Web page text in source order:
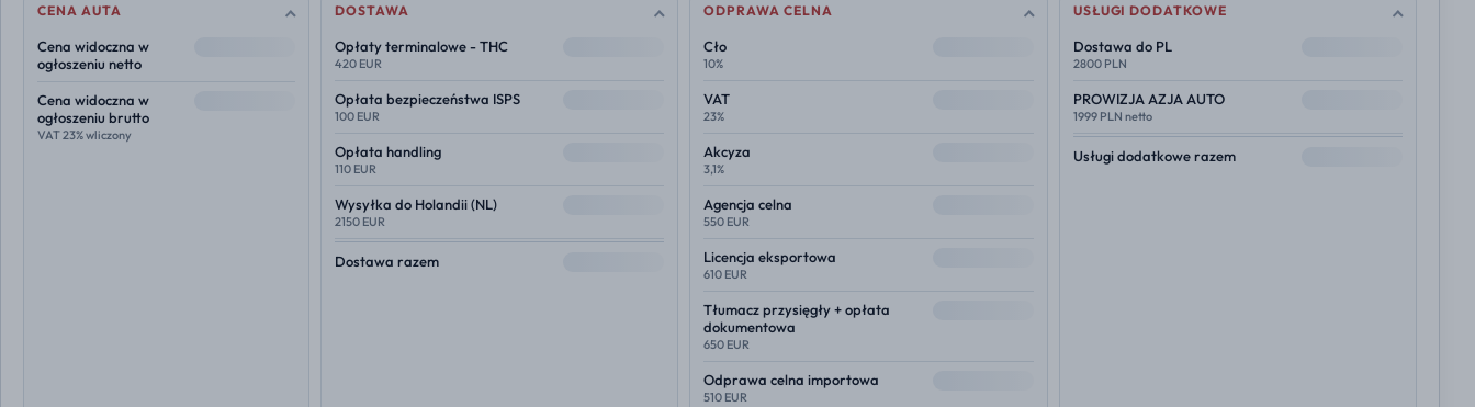
CENA AUTA
Cena widoczna w
ogłoszeniu netto
Cena widoczna w
ogłoszeniu brutto
VAT 23% wliczony
DOSTAWA
Opłaty terminalowe - THC
420 EUR
Opłata bezpieczeństwa ISPS
100 EUR
Opłata handling
110 EUR
Wysyłka do Holandii (NL)
2150 EUR
Dostawa razem
ODPRAWA CELNA
Cło
10%
VAT
23%
Akcyza
3,1%
Agencja celna
550 EUR
Licencja eksportowa
610 EUR
Tłumacz przysięgły + opłata
dokumentowa
650 EUR
Odprawa celna importowa
510 EUR
USŁUGI DODATKOWE
Dostawa do PL
2800 PLN
PROWIZJA AZJA AUTO
1999 PLN netto
Usługi dodatkowe razem